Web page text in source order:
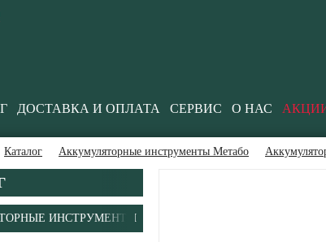
ДОСТАВКА И ОПЛАТА СЕРВИС О НАС
Каталог Аккумуляторные инструменты Метабо
ИНСТРУМЕНТЫ